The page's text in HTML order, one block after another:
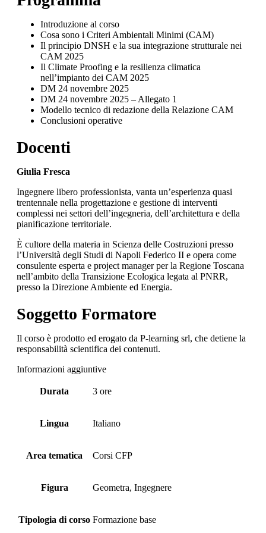
Introduzione al corso
Cosa sono i Criteri Ambientali Minimi (CAM)
Il principio DNSH e la sua integrazione strutturale nei
CAM 2025
Il Climate Proofing e la resilienza climatica
nell’impianto dei CAM 2025
DM 24 novembre 2025
DM 24 novembre 2025 – Allegato 1
Modello tecnico di redazione della Relazione CAM
Conclusioni operative
Docenti
Giulia Fresca
Ingegnere libero professionista, vanta un’esperienza quasi
trentennale nella progettazione e gestione di interventi
complessi nei settori dell’ingegneria, dell’architettura e della
pianificazione territoriale.
È cultore della materia in Scienza delle Costruzioni presso
l’Università degli Studi di Napoli Federico II e opera come
consulente esperta e project manager per la Regione Toscana
nell’ambito della Transizione Ecologica legata al PNRR,
presso la Direzione Ambiente ed Energia.
Soggetto Formatore
Il corso è prodotto ed erogato da P-learning srl, che detiene la
responsabilità scientifica dei contenuti.
Informazioni aggiuntive
Durata 3 ore
Lingua Italiano
Area tematica Corsi CFP
Figura Geometra, Ingegnere
Tipologia di corso Formazione base